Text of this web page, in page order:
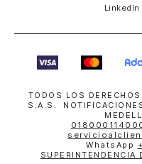
LinkedIn
TODOS LOS
S.A.S.
WhatsApp
SUPERINTENDENCIA